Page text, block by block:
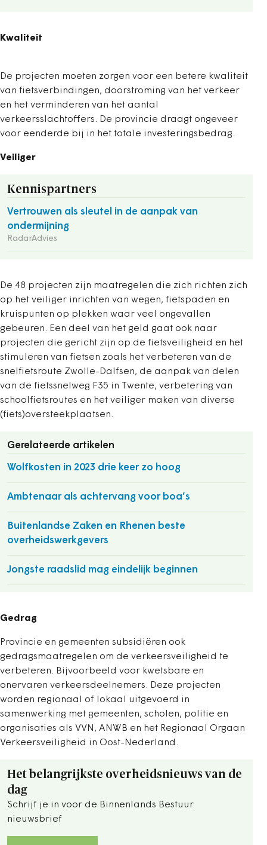
Kwaliteit
De projecten moeten zorgen voor een betere kwaliteit
van fietsverbindingen, doorstroming van het verkeer
en het verminderen van het aantal
verkeersslachtoffers. De provincie draagt ongeveer
voor eenderde bij in het totale investeringsbedrag.
Veiliger
Kennispartners
Vertrouwen als sleutel in de aanpak van
ondermijning
RadarAdvies
De 48 projecten zijn maatregelen die zich richten zich
op het veiliger inrichten van wegen, fietspaden en
kruispunten op plekken waar veel ongevallen
gebeuren. Een deel van het geld gaat ook naar
projecten die gericht zijn op de fietsveiligheid en het
stimuleren van fietsen zoals het verbeteren van de
snelfietsroute Zwolle-Dalfsen, de aanpak van delen
van de fietssnelweg F35 in Twente, verbetering van
schoolfietsroutes en het veiliger maken van diverse
(fiets)oversteekplaatsen.
Gerelateerde artikelen
Wolfkosten in 2023 drie keer zo hoog
Ambtenaar als achtervang voor boa’s
Buitenlandse Zaken en Rhenen beste
overheidswerkgevers
Jongste raadslid mag eindelijk beginnen
Gedrag
Provincie en gemeenten subsidiëren ook
gedragsmaatregelen om de verkeersveiligheid te
verbeteren. Bijvoorbeeld voor kwetsbare en
onervaren verkeersdeelnemers. Deze projecten
worden regionaal of lokaal uitgevoerd in
samenwerking met gemeenten, scholen, politie en
organisaties als VVN, ANWB en het Regionaal Orgaan
Verkeersveiligheid in Oost-Nederland.
Het belangrijkste overheidsnieuws van de
dag
Schrijf je in voor de Binnenlands Bestuur
nieuwsbrief